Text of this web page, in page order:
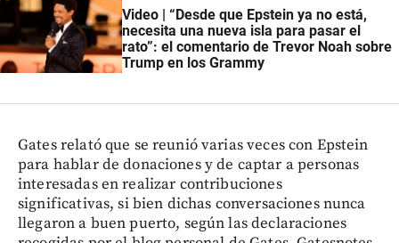
Video | “Desde que Epstein ya no está,
necesita una nueva isla para pasar el
rato”: el comentario de Trevor Noah sobre
Trump en los Grammy
Gates relató que se reunió varias veces con Epstein
para hablar de donaciones y de captar a personas
interesadas en realizar contribuciones
significativas, si bien dichas conversaciones nunca
llegaron a buen puerto, según las declaraciones